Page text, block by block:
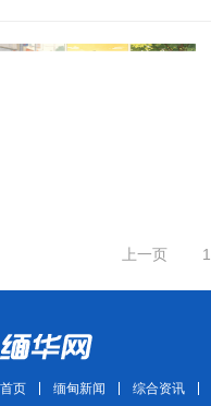
上一页 1
首页 缅甸新闻 综合资讯